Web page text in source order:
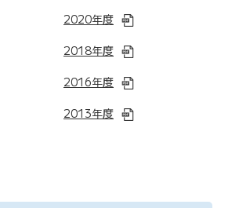
2020年度
2018年度
2016年度
2013年度